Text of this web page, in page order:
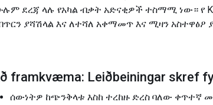
ደረጃ ላሉ የአካል ብቃት አድናቂዎች ተስማሚ ነው። የ
ያሻሽላል እና ለተሻለ አቀማመጥ እና ሚዛን አስተዋፅዖ
framkvæma: Leiðbeiningar skref
ሰውነትዎ ከጭንቅላቱ እስከ ተረከዙ ድረስ ባለው ቀጥተኛ